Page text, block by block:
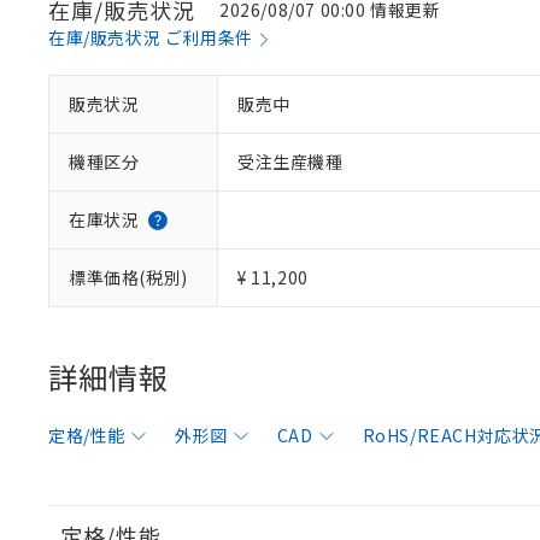
在庫/販売状況
2026/08/07 00:00 情報更新
在庫/販売状況 ご利用条件
販売状況 販売中
機種区分 受注生産機種
在庫状況
標準価格(税別) ¥ 11,200
詳細情報
定格/性能 外形図 CAD RoHS/REACH対応状